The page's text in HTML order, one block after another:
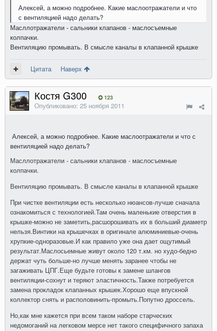
Алексей, а можно подробнее. Какие маслоотражатели и что
с вентиляцией надо делать?
Масллотражатели - сальники клапанов - маслосъемные
колпачки.
Вентиляцию промывать. В смысле каналы в клапанной крышке
Цитата Наверх
Костя G300 123
Опубликовано: 25 ноября 2011
Алексей, а можно подробнее. Какие маслоотражатели и что с
вентиляцией надо делать?
Масллотражатели - сальники клапанов - маслосъемные
колпачки.
Вентиляцию промывать. В смысле каналы в клапанной крышке
При чистке вентиляции есть несколько нюансов-лучше сначала
ознакомиться с технологией.Там очень маленькие отверстия в
крышке-можно не заметить,расшорошивать их в больший диаметр
нельзя.Винтики на крышечках в оригинале алюминиевые-очень
хрупкие-одноразовые.И как правило уже она дает ощутимый
результат.Маслосьемные живут около 120 т.км. но худо-бедно
держат чуть больше-но лучше менять заранее чтобы не
загаживать ЦПГ.Еще будьте готовы к замене шлангов
вентиляции-сохнут и теряют эластичность.Также потребуется
замена прокладок клапанных крышек.Хорошо еще впускной
коллектор снять и располовинить-промыть.Попутно дроссель.
Но,как мне кажется при всем таком наборе старческих
недомоганий на легковом мерсе нет такого специфичного запаха